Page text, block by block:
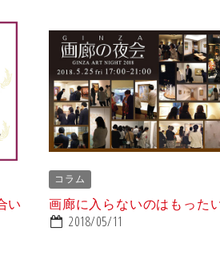
い
コラム
画廊に入らないのはもった
2018/05/11